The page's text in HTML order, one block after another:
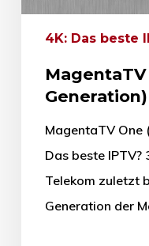
4K: Das beste
MagentaTV One
Das beste
Telekom zuletzt
Generation der